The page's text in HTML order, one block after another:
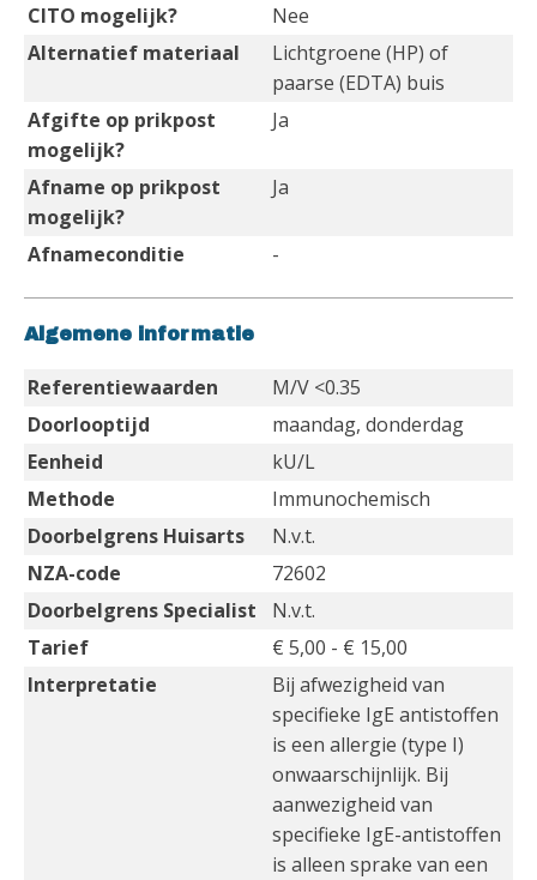
CITO mogelijk?
Nee
Alternatief materiaal
Lichtgroene (HP) of
paarse (EDTA) buis
Afgifte op prikpost
mogelijk?
Ja
Afname op prikpost
mogelijk?
Ja
Afnameconditie -
Algemene informatie
Referentiewaarden
M/V <0.35
Doorlooptijd
maandag, donderdag
Eenheid
kU/L
Methode
Immunochemisch
Doorbelgrens Huisarts
N.v.t.
NZA-code
72602
Doorbelgrens Specialist
N.v.t.
Tarief
€ 5,00 - € 15,00
Interpretatie
Bij afwezigheid van
specifieke IgE antistoffen
is een allergie (type I)
onwaarschijnlijk. Bij
aanwezigheid van
specifieke IgE-antistoffen
is alleen sprake van een